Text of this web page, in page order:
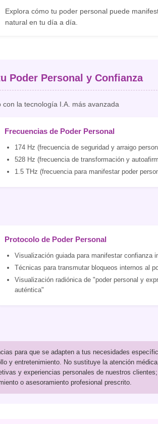
Explora cómo tu poder personal puede
natural en tu día a día.
Poder Personal y Confianza
la tecnología I.A. más avanzada
Frecuencias de Poder Personal
174 Hz (frecuencia de seguridad y arraigo
528 Hz (frecuencia de transformación y
1.5 THz (frecuencia para manifestar poder
Protocolo de Poder Personal
Visualización guiada para manifestar confianza
Técnicas para transmutar bloqueos internos al
Visualización radiónica de "poder personal y
auténtica"
para que se adapten a tus necesidades
y entretenimiento. No sustituye la atención
y experiencias personales de nuestros
o asesoramiento profesional prescrito.